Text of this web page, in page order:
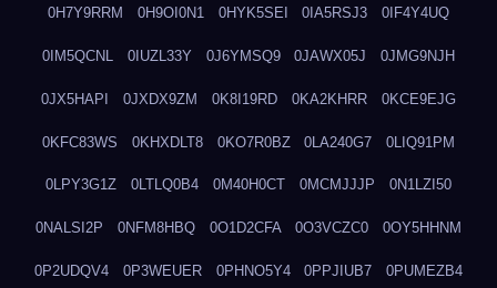
0H7Y9RRM 0H9OI0N1 0HYK5SEI 0IA5RSJ3 0IF4Y4UQ
0IM5QCNL 0IUZL33Y 0J6YMSQ9 0JAWX05J 0JMG9NJH
0JX5HAPI 0JXDX9ZM 0K8I19RD 0KA2KHRR 0KCE9EJG
0KFC83WS 0KHXDLT8 0KO7R0BZ 0LA240G7 0LIQ91PM
0LPY3G1Z 0LTLQ0B4 0M40H0CT 0MCMJJJP 0N1LZI50
0NALSI2P 0NFM8HBQ 0O1D2CFA 0O3VCZC0 0OY5HHNM
0P2UDQV4 0P3WEUER 0PHNO5Y4 0PPJIUB7 0PUMEZB4